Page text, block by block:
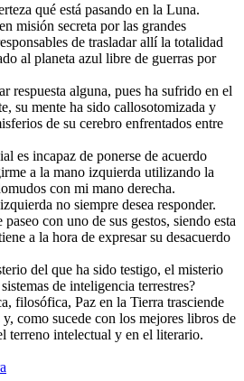
qué está pasando en la Luna.
misión secreta por las grandes
de trasladar allí la totalidad
al planeta azul libre de guerras por
respuesta alguna, pues ha sufrido en el
su mente ha sido callosotomizada y
de su cerebro enfrentados entre
es incapaz de ponerse de acuerdo
a la mano izquierda utilizando la
con mi mano derecha.
no siempre desea responder.
con uno de sus gestos, siendo esta
a la hora de expresar su desacuerdo
del que ha sido testigo, el misterio
de inteligencia terrestres?
filosófica, Paz en la Tierra trasciende
como sucede con los mejores libros de
terreno intelectual y en el literario.